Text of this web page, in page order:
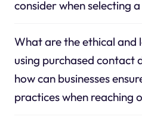
consider when selecting
What are the ethical and
using purchased contact
how can businesses
practices when reaching